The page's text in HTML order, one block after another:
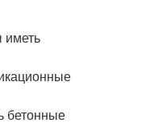
иметь
бетонные